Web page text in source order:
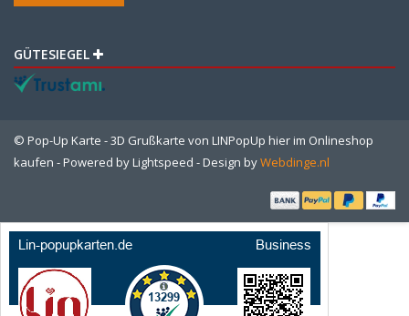
GÜTESIEGEL
© Pop-Up Karte - 3D Grußkarte von LINPopUp hier im Onlineshop
kaufen - Powered byLightspeed - Design byWebdinge.nl